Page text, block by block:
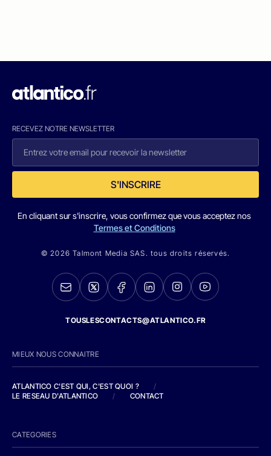
RECEVEZ NOTRE NEWSLETTER
S'INSCRIRE
En cliquant sur s'inscrire, vous confirmez que vous acceptez nos
Termes et Conditions
© 2026 Talmont Media SAS. tous droits réservés.
TOUSLESCONTACTS@ATLANTICO.FR
MIEUX NOUS CONNAITRE
ATLANTICO C'EST QUI, C'EST QUOI ?
/
LE RESEAU D'ATLANTICO
/ CONTACT
CATEGORIES